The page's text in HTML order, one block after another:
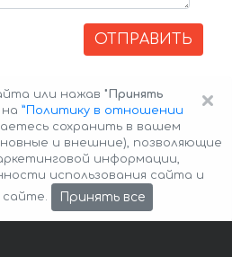
ОТПРАВИТЬ
Авто-Аренда Cookie Policy
×
или нажав "Принять
”Политику в отношении
сохранить в вашем
и внешние), позволяющие
информации,
использования сайта и
сайте.
Принять все